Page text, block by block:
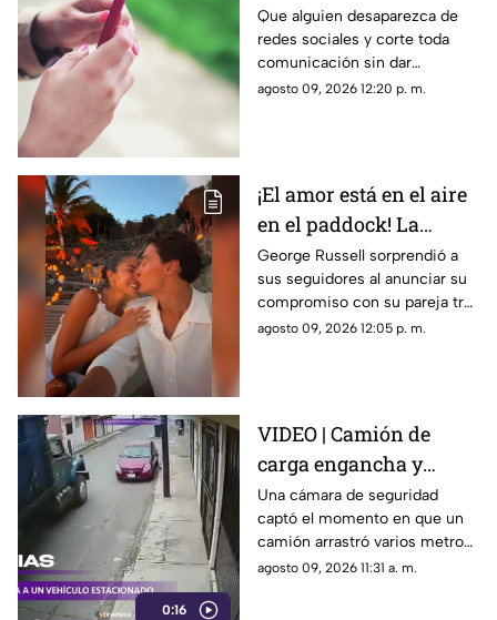
nada? La razón
psicológica por la que
algunas personas
eligen el contacto cero
Que alguien desaparezca de
redes sociales y corte toda
comunicación sin dar
explicaciones genera ansiedad
agosto 09, 2026 12:20 p. m.
¡El amor está en el aire
en el paddock! La
romántica propuesta
de matrimonio de
George Russell a
Carmen Montero
George Russell sorprendió a
sus seguidores al anunciar su
compromiso con su pareja tras
más de cinco años juntos
agosto 09, 2026 12:05 p. m.
0:16
VIDEO | Camión de
carga engancha y
destruye vehículo
estacionado
Una cámara de seguridad
captó el momento en que un
camión arrastró varios metros
a un vehículo estacionado
agosto 09, 2026 11:31 a. m.